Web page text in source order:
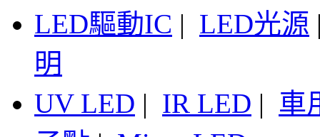
LED驅動IC | LED光源
明
UV LED | IR LED | 車